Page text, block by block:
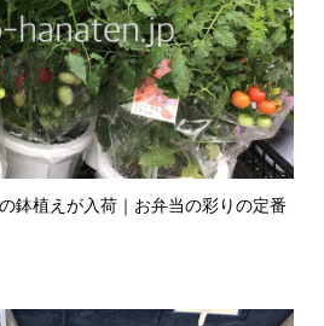
鉢植えが入荷｜お弁当の彩りの定番